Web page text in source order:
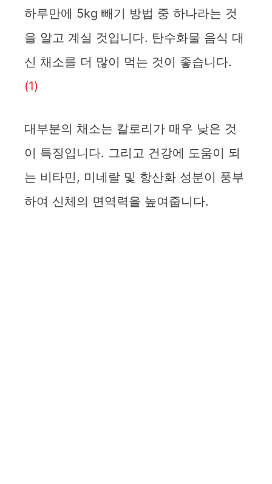
하루만에 5kg 빼기 방법 중 하나라는 것
을 알고 계실 것입니다. 탄수화물 음식 대
신 채소를 더 많이 먹는 것이 좋습니다.
(1)
대부분의 채소는 칼로리가 매우 낮은 것
이 특징입니다. 그리고 건강에 도움이 되
는 비타민, 미네랄 및 항산화 성분이 풍부
하여 신체의 면역력을 높여줍니다.